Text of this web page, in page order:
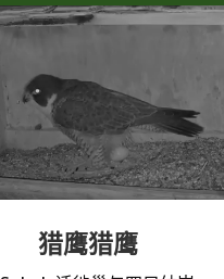
猎鹰猎鹰